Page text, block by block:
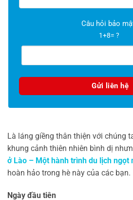
Câu hỏi bảo
1+8= ?
Là láng giềng thân thiện với chúng
khung cảnh thiên nhiên bình dị
ở Lào – Một hành trình du lịch ngọt
hoàn hảo trong hè này của các bạn.
Ngày đầu tiên